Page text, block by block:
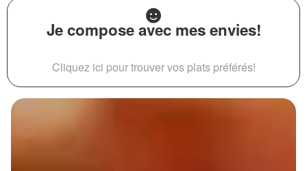
Je compose avec mes envies!
Cliquez ici pour trouver vos plats préférés!